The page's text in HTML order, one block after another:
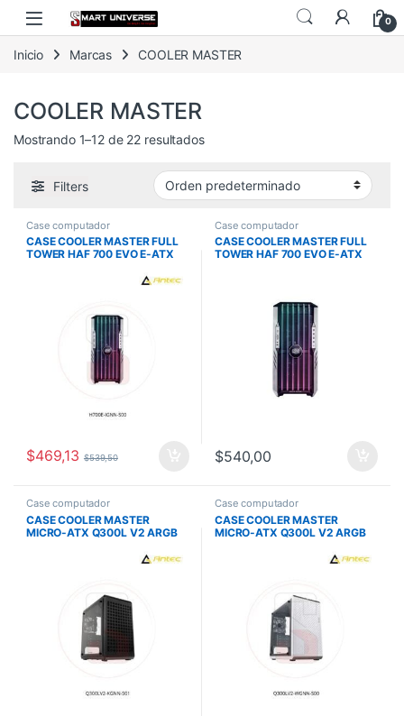
Skip to navigation
Skip to content
0
Inicio Marcas COOLER MASTER
COOLER MASTER
Mostrando 1–12 de 22 resultados
Filters
Case computador
CASE COOLER MASTER FULL
TOWER HAF 700 EVO E-ATX
$469,13 $539,50
Case computador
CASE COOLER MASTER FULL
TOWER HAF 700 EVO E-ATX
$540,00
Case computador
CASE COOLER MASTER
MICRO-ATX Q300L V2 ARGB
Case computador
CASE COOLER MASTER
MICRO-ATX Q300L V2 ARGB